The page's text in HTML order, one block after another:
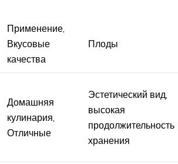
Применение,
Вкусовые
качества
Плоды
Домашняя
кулинария,
Отличные
Эстетический вид,
высокая
продолжительность
хранения